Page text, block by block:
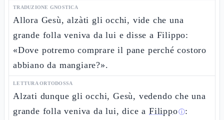
TRADUZIONE GNOSTICA
Allora Gesù, alzàti gli occhi, vide che una
grande folla veniva da lui e disse a Filippo:
«Dove potremo comprare il pane perché costoro
abbiano da mangiare?».
LETTURA ORTODOSSA
Alzati dunque gli occhi, Gesù, vedendo che una
grande folla veniva da lui, dice aFilippoⓘ: